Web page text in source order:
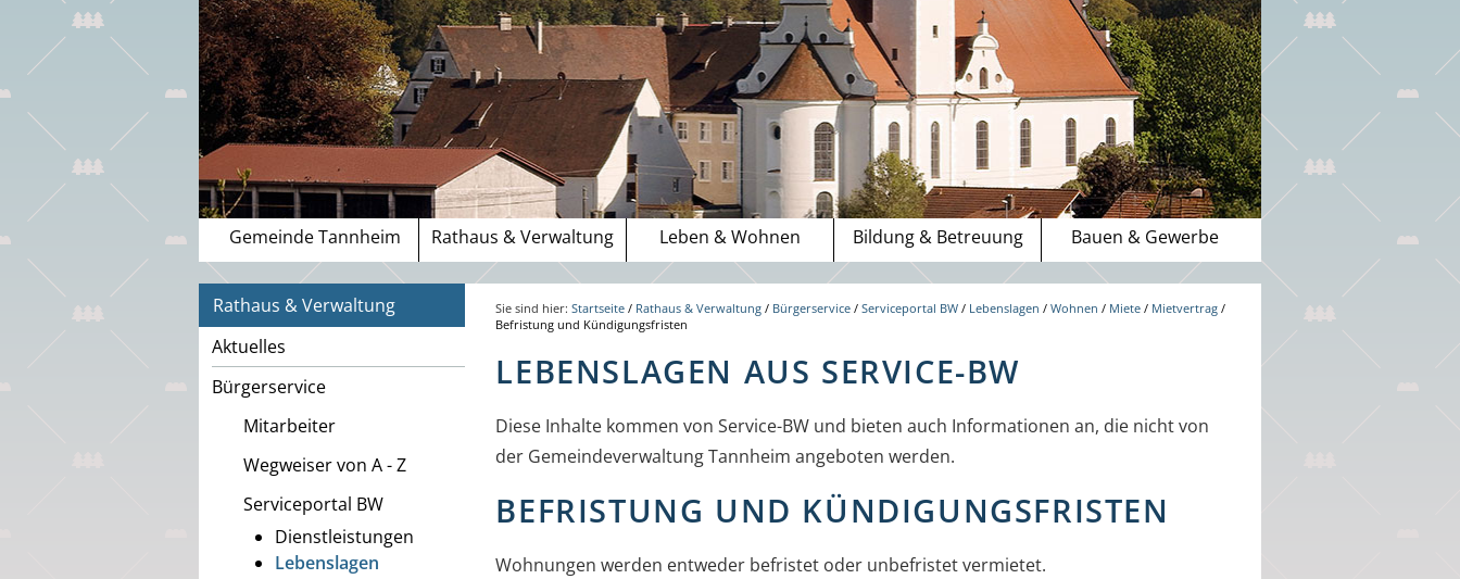
Gemeinde Tannheim Rathaus & Verwaltung Leben & Wohnen Bildung & Betreuung Bauen & Gewerbe
Rathaus & Verwaltung
Aktuelles
Bürgerservice
Mitarbeiter
Wegweiser von A - Z
Serviceportal BW
Dienstleistungen
Lebenslagen
Sie sind hier:Startseite / Rathaus & Verwaltung / Bürgerservice /Serviceportal BW / Lebenslagen /Wohnen / Miete / Mietvertrag /
Befristung und Kündigungsfristen
LEBENSLAGEN AUS SERVICE-BW
Diese Inhalte kommen von Service-BW und bieten auch Informationen an, die nicht von
der Gemeindeverwaltung Tannheim angeboten werden.
BEFRISTUNG UND KÜNDIGUNGSFRISTEN
Wohnungen werden entweder befristet oder unbefristet vermietet.